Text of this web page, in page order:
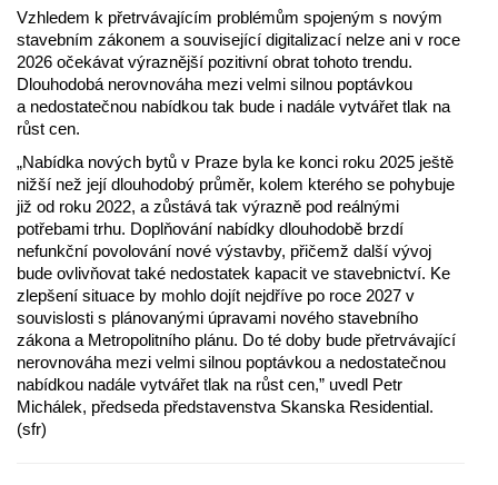
Vzhledem k přetrvávajícím problémům spojeným s novým
stavebním zákonem a související digitalizací nelze ani v roce
2026 očekávat výraznější pozitivní obrat tohoto trendu.
Dlouhodobá nerovnováha mezi velmi silnou poptávkou
a nedostatečnou nabídkou tak bude i nadále vytvářet tlak na
růst cen.
„Nabídka nových bytů v Praze byla ke konci roku 2025 ještě
nižší než její dlouhodobý průměr, kolem kterého se pohybuje
již od roku 2022, a zůstává tak výrazně pod reálnými
potřebami trhu. Doplňování nabídky dlouhodobě brzdí
nefunkční povolování nové výstavby, přičemž další vývoj
bude ovlivňovat také nedostatek kapacit ve stavebnictví. Ke
zlepšení situace by mohlo dojít nejdříve po roce 2027 v
souvislosti s plánovanými úpravami nového stavebního
zákona a Metropolitního plánu. Do té doby bude přetrvávající
nerovnováha mezi velmi silnou poptávkou a nedostatečnou
nabídkou nadále vytvářet tlak na růst cen,” uvedl Petr
Michálek, předseda představenstva Skanska Residential.
(sfr)